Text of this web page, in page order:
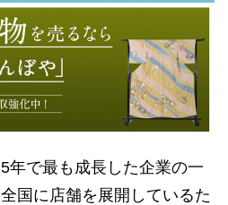
年で最も成長した企業の一
国に店舗を展開しているた